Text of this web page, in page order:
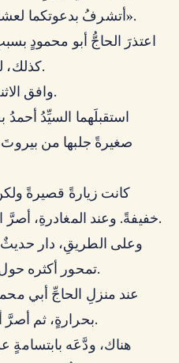
«أتشرفُ بدعوتكما لعشاءٍ خفيفٍ في شقتي الجديدة».
اعتذرَ الحاجُّ أبو محمودٍ
كذلك، لولا إصرارُ السيِّدِ أحمدَ ولُطفُه.
وافق الاثنانِ أخيرًا، ورافقاه بعد الإغلاقِ.
استقبلَهما السيِّدُ
صغيرةً جلبها من
كانت زيارةً قصيرةً ولكن
خفيفةً. وعند المغادرةِ، أصرَّ السيِّدُ أحمدُ أن يُقلّهما بسيارتهِ.
وعلى الطريقِ، دار
تمحور أكثره حول نُعمانَ وأمانتِه وروحهِ الطيبةِ.
عند منزلِ الحاجِّ أبي
بحرارةٍ، ثم أصرَّ أن يُوصِلَ نُعمانَ حتى بابِ بيتِه.
هناك، ودَّعَه بابتسامةٍ